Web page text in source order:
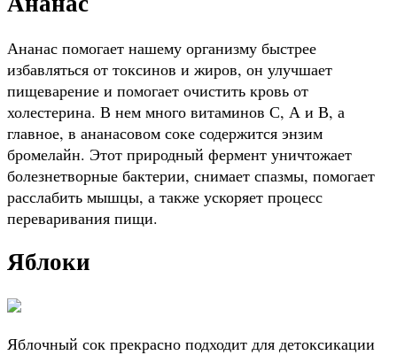
Ананас помогает нашему организму быстрее
избавляться от токсинов и жиров, он улучшает
пищеварение и помогает очистить кровь от
холестерина. В нем много витаминов С, А и В, а
главное, в ананасовом соке содержится энзим
бромелайн. Этот природный фермент уничтожает
болезнетворные бактерии, снимает спазмы, помогает
расслабить мышцы, а также ускоряет процесс
переваривания пищи.
Яблоки
Яблочный сок прекрасно подходит для детоксикации